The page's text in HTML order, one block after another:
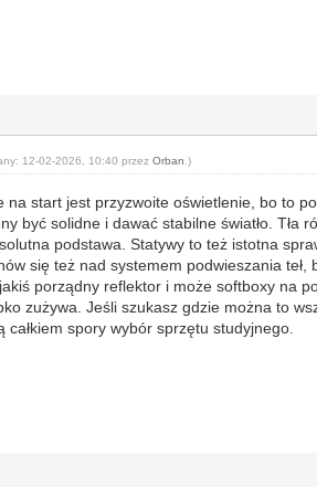
12-02-2026, 10:40 przezOrban .)
start jest przyzwoite oświetlenie, bo to
być solidne i dawać stabilne światło. Tła
podstawa. Statywy to też istotna
się też nad systemem podwieszania
porządny reflektor i może softboxy na
zużywa. Jeśli szukasz gdzie można to
całkiem spory wybór sprzętu studyjnego.